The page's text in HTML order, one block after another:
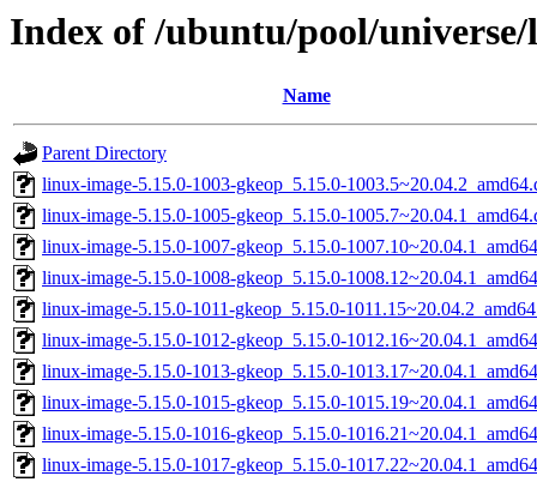
Index of /ubuntu/pool/
Name
Parent Directory
linux-image-5.15.0-1003-gkeop_5.15.0-
linux-image-5.15.0-1005-gkeop_5.15.0-
linux-image-5.15.0-1007-gkeop_5.15.0-
linux-image-5.15.0-1008-gkeop_5.15.0-
linux-image-5.15.0-1011-gkeop_5.15.0-
linux-image-5.15.0-1012-gkeop_5.15.0-
linux-image-5.15.0-1013-gkeop_5.15.0-
linux-image-5.15.0-1015-gkeop_5.15.0-
linux-image-5.15.0-1016-gkeop_5.15.0-
linux-image-5.15.0-1017-gkeop_5.15.0-